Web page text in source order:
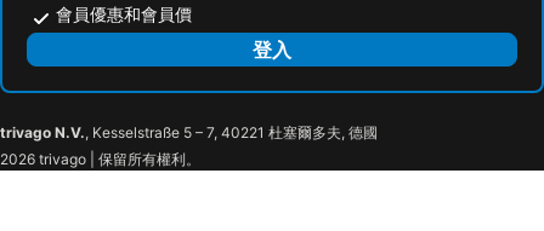
會員優惠和會員價
登入
trivago N.V., Kesselstraße 5 – 7, 40221 杜塞爾多夫, 德國
2026 trivago | 保留所有權利。